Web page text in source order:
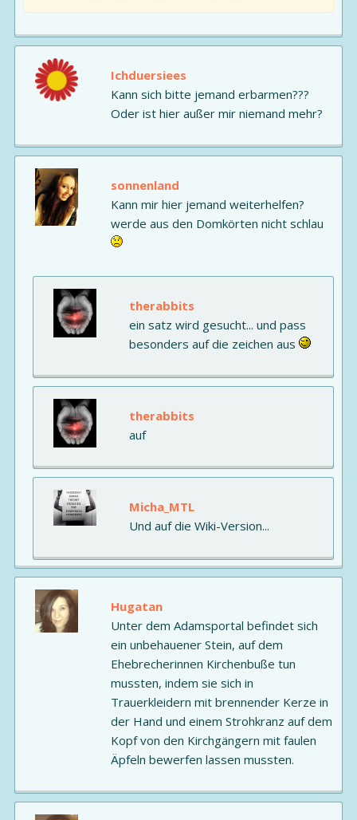
Ichduersiees
Kann sich bitte jemand erbarmen???
Oder ist hier außer mir niemand mehr?
sonnenland
Kann mir hier jemand weiterhelfen?
werde aus den Domkörten nicht schlau
therabbits
ein satz wird gesucht... und pass
besonders auf die zeichen aus
therabbits
auf
Micha_MTL
Und auf die Wiki-Version...
Hugatan
Unter dem Adamsportal befindet sich
ein unbehauener Stein, auf dem
Ehebrecherinnen Kirchenbuße tun
mussten, indem sie sich in
Trauerkleidern mit brennender Kerze in
der Hand und einem Strohkranz auf dem
Kopf von den Kirchgängern mit faulen
Äpfeln bewerfen lassen mussten.